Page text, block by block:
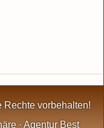
Rechte vorbehalten!
· Agentur Best